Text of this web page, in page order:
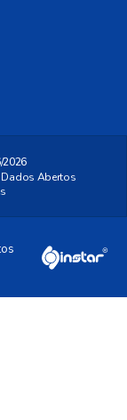
2026
Dados Abertos